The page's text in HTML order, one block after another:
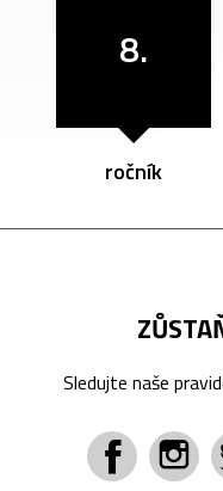
8.
ročník
Sledujte naše